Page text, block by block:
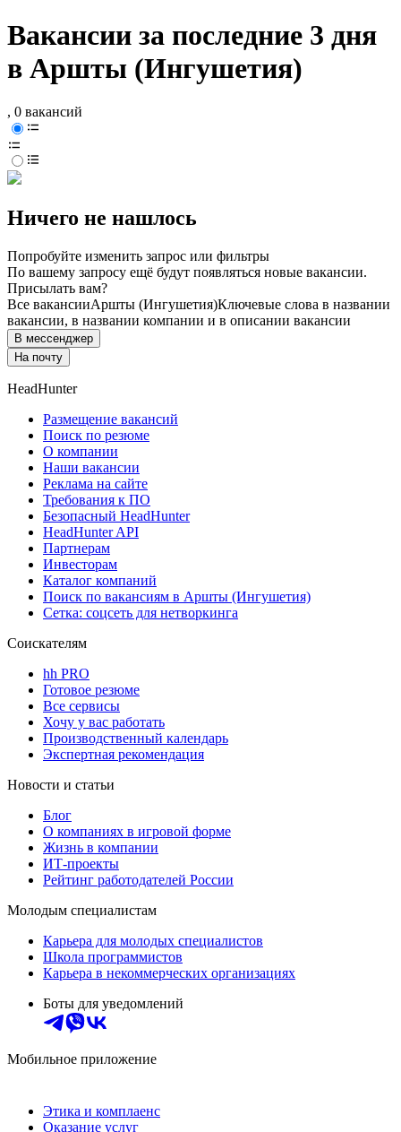
Вакансии за последние 3 дня
в Аршты (Ингушетия)
, 0 вакансий
Ничего не нашлось
Попробуйте изменить запрос или фильтры
По вашему запросу ещё будут появляться новые вакансии.
Присылать вам?
Все вакансииАршты (Ингушетия)Ключевые слова в названии
вакансии, в названии компании и в описании вакансии
В мессенджер
На почту
HeadHunter
Размещение вакансий
Поиск по резюме
О компании
Наши вакансии
Реклама на сайте
Требования к ПО
Безопасный HeadHunter
HeadHunter API
Партнерам
Инвесторам
Каталог компаний
Поиск по вакансиям в Аршты (Ингушетия)
Сетка: соцсеть для нетворкинга
Соискателям
hh PRO
Готовое резюме
Все сервисы
Хочу у вас работать
Производственный календарь
Экспертная рекомендация
Новости и статьи
Блог
О компаниях в игровой форме
Жизнь в компании
ИТ-проекты
Рейтинг работодателей России
Молодым специалистам
Карьера для молодых специалистов
Школа программистов
Карьера в некоммерческих организациях
Боты для уведомлений
Мобильное приложение
Этика и комплаенс
Оказание услуг